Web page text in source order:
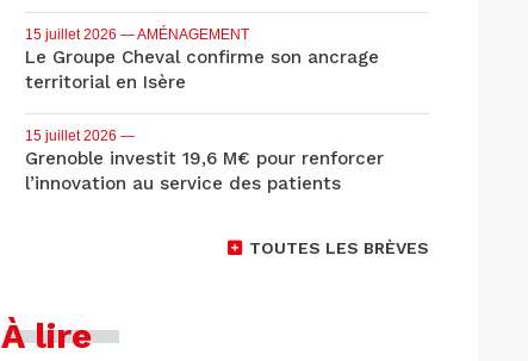
15 juillet 2026 — AMÉNAGEMENT
Le Groupe Cheval confirme son ancrage
territorial en Isère
15 juillet 2026 —
Grenoble investit 19,6 M€ pour renforcer
l’innovation au service des patients
TOUTES LES BRÈVES
À lire